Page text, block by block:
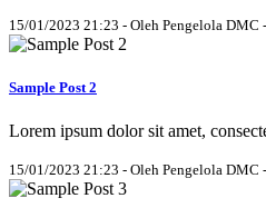
15/01/2023 21:23 - Oleh Pengelola
Sample Post 2
Lorem ipsum dolor sit amet,
15/01/2023 21:23 - Oleh Pengelola